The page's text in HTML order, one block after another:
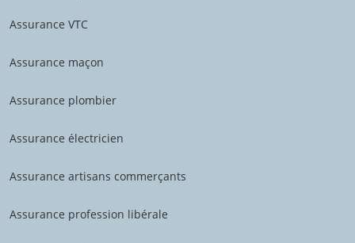
Assurance VTC
Assurance maçon
Assurance plombier
Assurance électricien
Assurance artisans commerçants
Assurance profession libérale